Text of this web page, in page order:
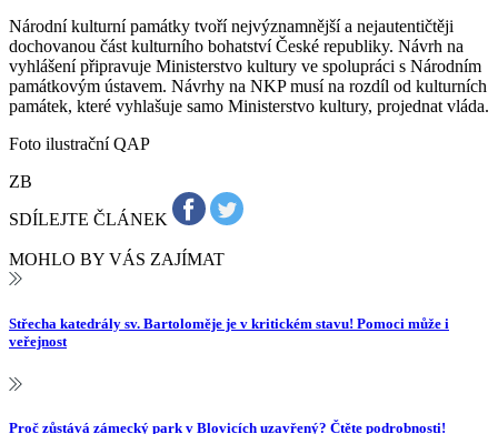
Národní kulturní památky tvoří nejvýznamnější a nejautentičtěji
dochovanou část kulturního bohatství České republiky. Návrh na
vyhlášení připravuje Ministerstvo kultury ve spolupráci s Národním
památkovým ústavem. Návrhy na NKP musí na rozdíl od kulturních
památek, které vyhlašuje samo Ministerstvo kultury, projednat vláda.
Foto ilustrační QAP
ZB
SDÍLEJTE ČLÁNEK
MOHLO BY VÁS ZAJÍMAT
Střecha katedrály sv. Bartoloměje je v kritickém stavu! Pomoci může i
veřejnost
Proč zůstává zámecký park v Blovicích uzavřený? Čtěte podrobnosti!